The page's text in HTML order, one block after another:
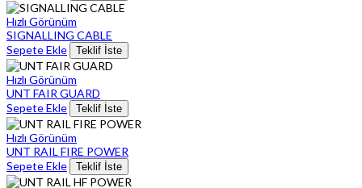
Hızlı Görünüm
SIGNALLING CABLE
Sepete Ekle
Teklif İste
Hızlı Görünüm
UNT FAIR GUARD
Sepete Ekle
Teklif İste
Hızlı Görünüm
UNT RAIL FIRE POWER
Sepete Ekle
Teklif İste